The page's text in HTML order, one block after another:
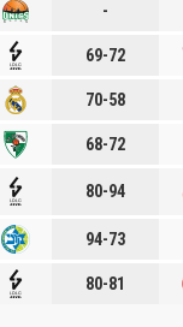
-
69-72
70-58
68-72
80-94
94-73
80-81